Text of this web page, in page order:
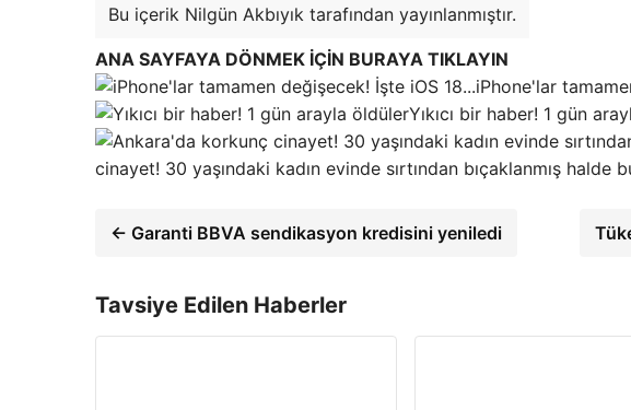
Bu içerik Nilgün Akbıyık tarafından yayınlanmıştır.
ANA SAYFAYA DÖNMEK İÇİN BURAYA TIKLAYIN
iPhone'lar
Yıkıcı bir haber! 1 gün
cinayet! 30 yaşındaki kadın evinde sırtından bıçaklanmış halde
← Garanti BBVA sendikasyon kredisini yeniledi
Tavsiye Edilen Haberler